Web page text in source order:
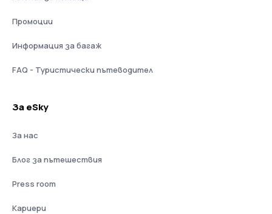
Промоции
Информация за багаж
FAQ - Туристически пътеводител
За eSky
За нас
Блог за пътешествия
Press room
Кариери